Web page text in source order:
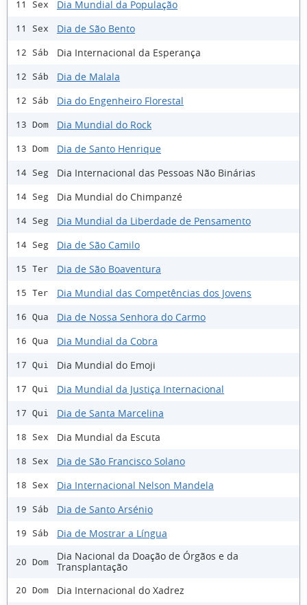
11 Sex Dia Mundial da População
11 Sex Dia de São Bento
12 Sáb Dia Internacional da Esperança
12 Sáb Dia de Malala
12 Sáb Dia do Engenheiro Florestal
13 Dom Dia Mundial do Rock
13 Dom Dia de Santo Henrique
14 Seg Dia Internacional das Pessoas Não Binárias
14 Seg Dia Mundial do Chimpanzé
14 Seg Dia Mundial da Liberdade de Pensamento
14 Seg Dia de São Camilo
15 Ter Dia de São Boaventura
15 Ter Dia Mundial das Competências dos Jovens
16 Qua Dia de Nossa Senhora do Carmo
16 Qua Dia Mundial da Cobra
17 Qui Dia Mundial do Emoji
17 Qui Dia Mundial da Justiça Internacional
17 Qui Dia de Santa Marcelina
18 Sex Dia Mundial da Escuta
18 Sex Dia de São Francisco Solano
18 Sex Dia Internacional Nelson Mandela
19 Sáb Dia de Santo Arsénio
19 Sáb Dia de Mostrar a Língua
20 Dom
Dia Nacional da Doação de Órgãos e da
Transplantação
20 Dom Dia Internacional do Xadrez